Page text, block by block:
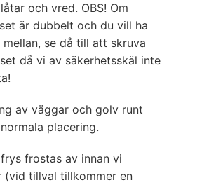
och vred. OBS! Om
är dubbelt och du vill ha
se då till att skruva
då vi av säkerhetsskäl inte
av väggar och golv runt
placering.
frostas av innan vi
(vid tillval tillkommer en